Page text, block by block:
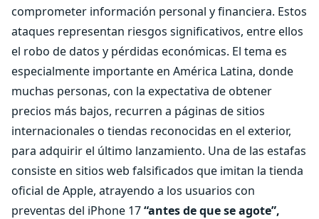
comprometer información personal y financiera. Estos
ataques representan riesgos significativos, entre ellos
el robo de datos y pérdidas económicas. El tema es
especialmente importante en América Latina, donde
muchas personas, con la expectativa de obtener
precios más bajos, recurren a páginas de sitios
internacionales o tiendas reconocidas en el exterior,
para adquirir el último lanzamiento. Una de las estafas
consiste en sitios web falsificados que imitan la tienda
oficial de Apple, atrayendo a los usuarios con
preventas del iPhone 17“antes de que se agote”,